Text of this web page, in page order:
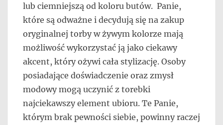
lub ciemniejszą od koloru butów. Panie,
które są odważne i decydują się na zakup
oryginalnej torby w żywym kolorze mają
możliwość wykorzystać ją jako ciekawy
akcent, który ożywi cała stylizację. Osoby
posiadające doświadczenie oraz zmysł
modowy mogą uczynić z torebki
najciekawszy element ubioru. Te Panie,
którym brak pewności siebie, powinny raczej